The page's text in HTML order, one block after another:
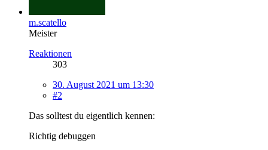
m.scatello
Meister
Reaktionen
303
30. August 2021 um 13:30
#2
Das solltest du eigentlich kennen:
Richtig debuggen